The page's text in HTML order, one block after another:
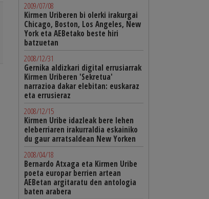
2009/07/08
Kirmen Uriberen bi olerki irakurgai
Chicago, Boston, Los Angeles, New
York eta AEBetako beste hiri
batzuetan
2008/12/31
Gernika aldizkari digital errusiarrak
Kirmen Uriberen 'Sekretua'
narrazioa dakar elebitan: euskaraz
eta errusieraz
2008/12/15
Kirmen Uribe idazleak bere lehen
eleberriaren irakurraldia eskainiko
du gaur arratsaldean New Yorken
2008/04/18
Bernardo Atxaga eta Kirmen Uribe
poeta europar berrien artean
AEBetan argitaratu den antologia
baten arabera